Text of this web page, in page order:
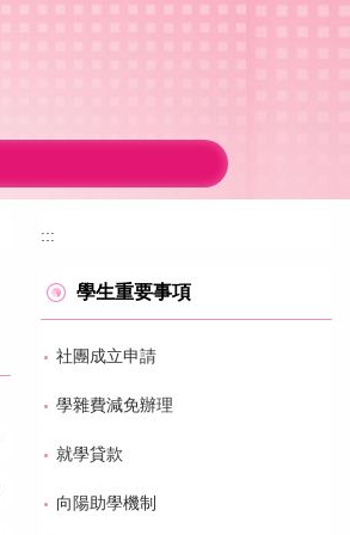
:::
學生重要事項
社團成立申請
學雜費減免辦理
就學貸款
向陽助學機制